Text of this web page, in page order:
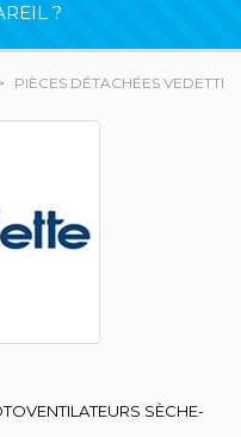
?
PIÈCES DÉTACHÉES VEDETTE
SÈCHE-